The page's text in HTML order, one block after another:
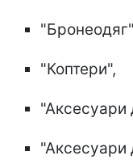
"Коптери",
"Аксесуари
"Аксесуари